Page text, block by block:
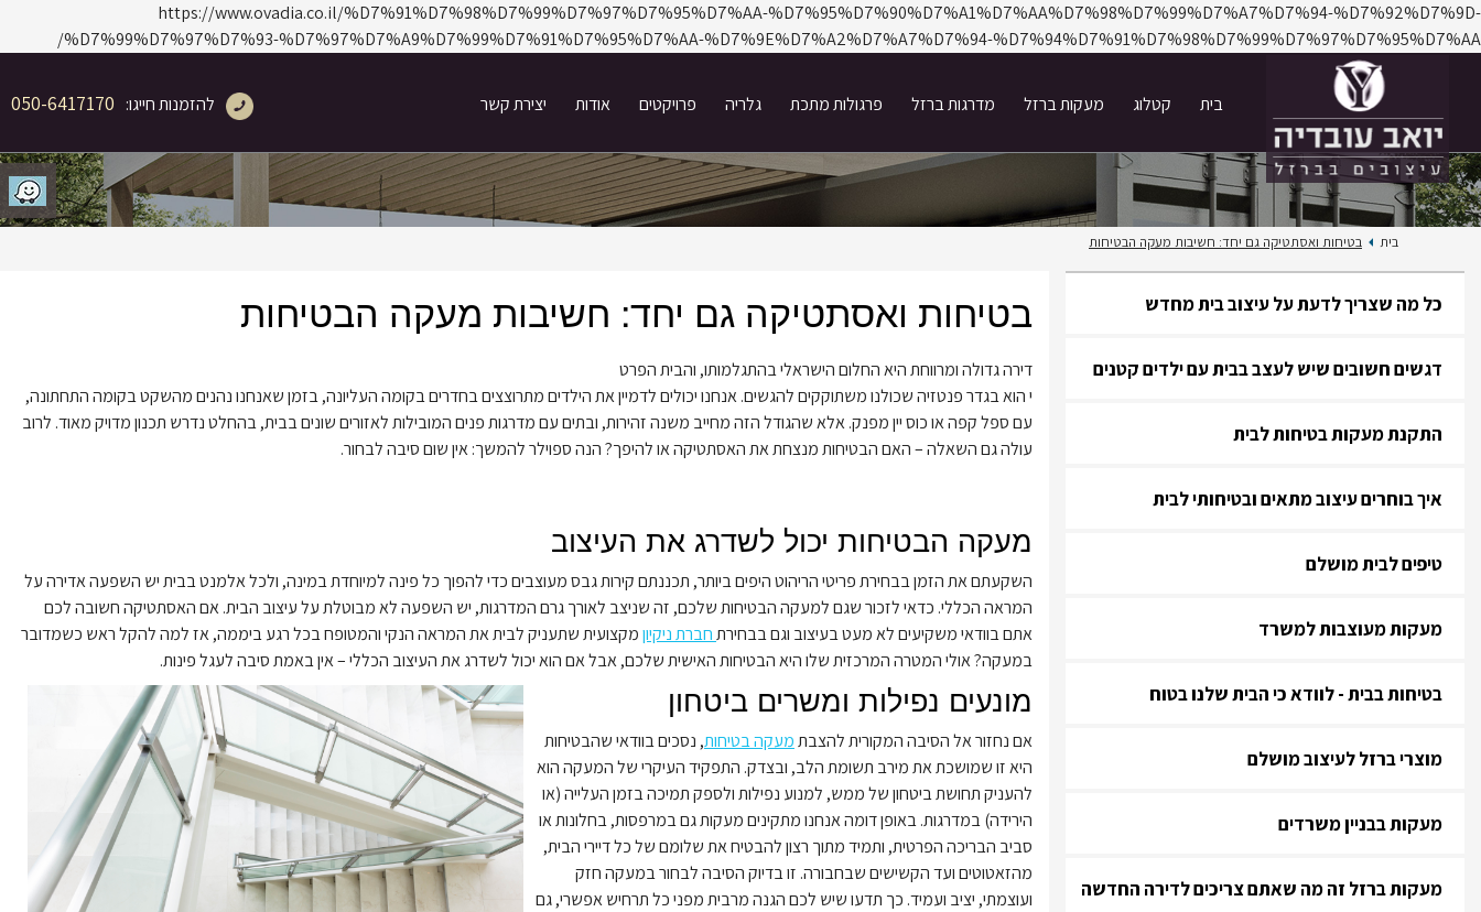
https://www.ovadia.co.il/%D7%91%D7%98%D7%99%D7%97%D7%95%D7%AA-%D7%95%D7%90%D7%A1%D7%AA%D7%98%D7%99%D7%A7%D7%94-%D7%92%D7%9D-
%D7%99%D7%97%D7%93-%D7%97%D7%A9%D7%99%D7%91%D7%95%D7%AA-%D7%9E%D7%A2%D7%A7%D7%94-%D7%94%D7%91%D7%98%D7%99%D7%97%D7%95%D7%AA/
בית קטלוג מעקות ברזל מדרגות ברזל פרגולות מתכת גלריה פרויקטים אודות יצירת קשר להזמנות חייגו: 050-6417170
בית בטיחות ואסתטיקה גם יחד: חשיבות מעקה הבטיחות
כל מה שצריך לדעת על עיצוב בית מחדש
דגשים חשובים שיש לעצב בבית עם ילדים קטנים
התקנת מעקות בטיחות לבית
איך בוחרים עיצוב מתאים ובטיחותי לבית
טיפים לבית מושלם
מעקות מעוצבות למשרד
בטיחות בבית - לוודא כי הבית שלנו בטוח
מוצרי ברזל לעיצוב מושלם
מעקות בבניין משרדים
מעקות ברזל זה מה שאתם צריכים לדירה החדשה
בטיחות ואסתטיקה גם יחד: חשיבות מעקה הבטיחות
דירה גדולה ומרווחת היא החלום הישראלי בהתגלמותו, והבית הפרט
י הוא בגדר פנטזיה שכולנו משתוקקים להגשים. אנחנו יכולים לדמיין את הילדים מתרוצצים בחדרים בקומה העליונה, בזמן שאנחנו נהנים מהשקט בקומה התחתונה,
עם ספל קפה או כוס יין מפנק. אלא שהגודל הזה מחייב משנה זהירות, ובתים עם מדרגות פנים המובילות לאזורים שונים בבית, בהחלט נדרש תכנון מדויק מאוד. לרוב
עולה גם השאלה – האם הבטיחות מנצחת את האסתטיקה או להיפך? הנה ספוילר להמשך: אין שום סיבה לבחור.
מעקה הבטיחות יכול לשדרג את העיצוב
השקעתם את הזמן בבחירת פריטי הריהוט היפים ביותר, תכננתם קירות גבס מעוצבים כדי להפוך כל פינה למיוחדת במינה, ולכל אלמנט בבית יש השפעה אדירה על
המראה הכללי. כדאי לזכור שגם למעקה הבטיחות שלכם, זה שניצב לאורך גרם המדרגות, יש השפעה לא מבוטלת על עיצוב הבית. אם האסתטיקה חשובה לכם
אתם בוודאי משקיעים לא מעט בעיצוב וגם בבחירתחברת ניקיוןמקצועית שתעניק לבית את המראה הנקי והמטופח בכל רגע ביממה, אז למה להקל ראש כשמדובר
במעקה? אולי המטרה המרכזית שלו היא הבטיחות האישית שלכם, אבל אם הוא יכול לשדרג את העיצוב הכללי – אין באמת סיבה לעגל פינות.
מונעים נפילות ומשרים ביטחון
אם נחזור אל הסיבה המקורית להצבתמעקה בטיחות, נסכים בוודאי שהבטיחות
היא זו שמושכת את מירב תשומת הלב, ובצדק. התפקיד העיקרי של המעקה הוא
להעניק תחושת ביטחון של ממש, למנוע נפילות ולספק תמיכה בזמן העלייה (או
הירידה) במדרגות. באופן דומה אנחנו מתקינים מעקות גם במרפסות, בחלונות או
סביב הבריכה הפרטית, ותמיד מתוך רצון להבטיח את שלומם של כל דיירי הבית,
מהזאטוטים ועד הקשישים שבחבורה. זו בדיוק הסיבה לבחור במעקה חזק
ועוצמתי, יציב ועמיד. כך תדעו שיש לכם הגנה מרבית מפני כל תרחיש אפשרי, גם